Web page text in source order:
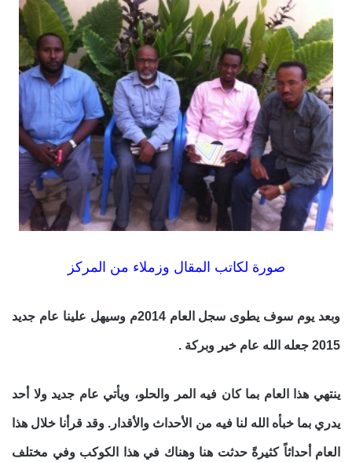
صورة لكاتب المقال وزملاء من المركز
وبعد يوم سوف يطوى سجل العام 2014م وسيهل علينا عام جديد
2015 جعله الله عام خير وبركة .
ينتهي هذا العام بما كان فيه المر والحلو، ويأتي عام جديد ولا أحد
يدري بما خبأه الله لنا فيه من الأحداث والأقدار. وقد قرأنا خلال هذا
العام أحداثاً كثيرةً حدثت هنا وهناك في هذا الكوكب وفي مختلف